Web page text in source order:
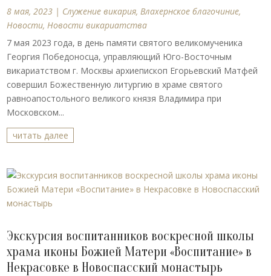
8 мая, 2023 | Cлужение викария,Влахернское благочиние,
Новости,Новости викариатства
7 мая 2023 года, в день памяти святого великомученика
Георгия Победоносца, управляющий Юго-Восточным
викариатством г. Москвы архиепископ Егорьевский Матфей
совершил Божественную литургию в храме святого
равноапостольного великого князя Владимира при
Московском...
читать далее
Экскурсия воспитанников воскресной школы
храма иконы Божией Матери «Воспитание» в
Некрасовке в Новоспасский монастырь